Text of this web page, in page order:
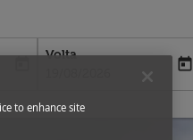
Volta
fc-booking-return-date-today
to enhance site